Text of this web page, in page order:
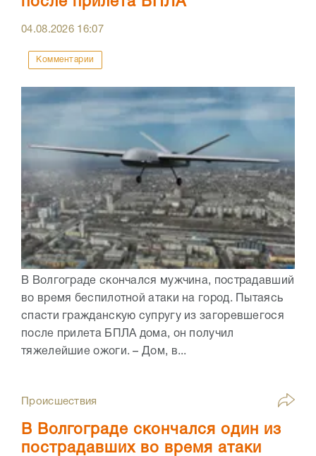
04.08.2026 16:07
Комментарии
В Волгограде скончался мужчина, пострадавший
во время беспилотной атаки на город. Пытаясь
спасти гражданскую супругу из загоревшегося
после прилета БПЛА дома, он получил
тяжелейшие ожоги. – Дом, в...
Происшествия
В Волгограде скончался один из
пострадавших во время атаки